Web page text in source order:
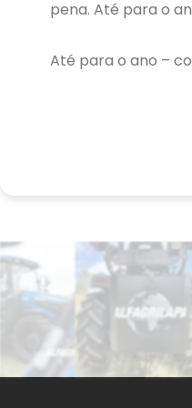
pena. Até para o
Até para o ano –